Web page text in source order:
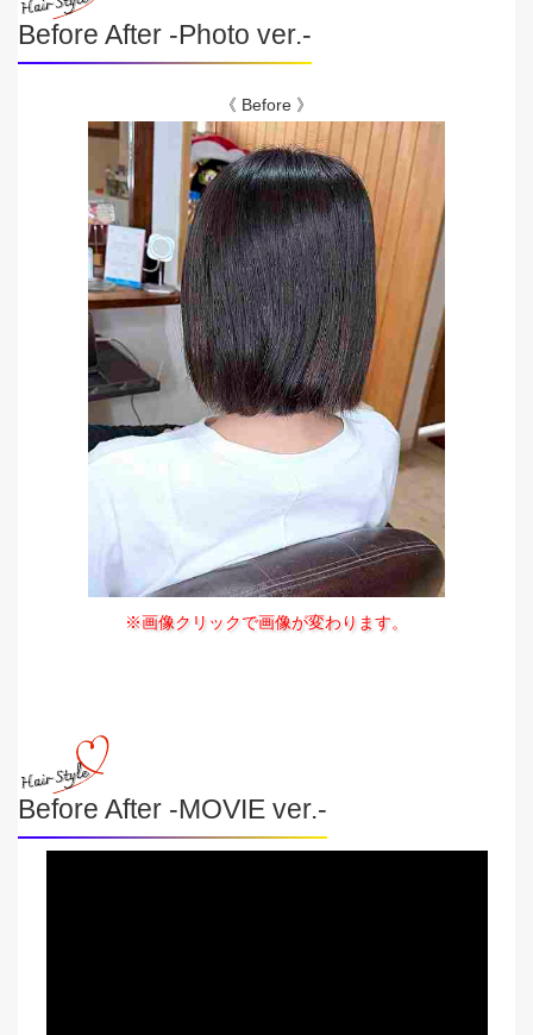
Before After -Photo ver.-
《 Before 》
※画像クリックで画像が変わります。
Before After -MOVIE ver.-